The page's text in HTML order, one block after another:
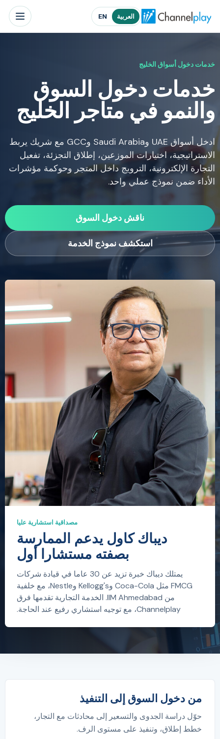
الصفحة الرئيسية لتشانلبلاي الشرق الأوسط
EN العربية
خدمات دخول أسواق الخليج
خدمات دخول السوق
والنمو في متاجر الخليج
ادخل أسواق UAE وSaudi Arabia وGCC مع شريك يربط
الاستراتيجية، اختيارات الموزعين، إطلاق التجزئة، تفعيل
التجارة الإلكترونية، الترويج داخل المتجر وحوكمة مؤشرات
الأداء ضمن نموذج عملي واحد.
ناقش دخول السوق
استكشف نموذج الخدمة
مصداقية استشارية عليا
ديباك كاول يدعم الممارسة
بصفته مستشارا أول
يمتلك ديباك خبرة تزيد عن 30 عاما في قيادة شركات
FMCG مثل Coca-Cola وKellogg's وNestle، مع خلفية
من IIM Ahmedabad. الخدمة التجارية تقدمها فرق
Channelplay، مع توجيه استشاري رفيع عند الحاجة.
من دخول السوق إلى التنفيذ
حوّل دراسة الجدوى والتسعير إلى محادثات مع التجار،
خطط إطلاق، وتنفيذ على مستوى الرف.